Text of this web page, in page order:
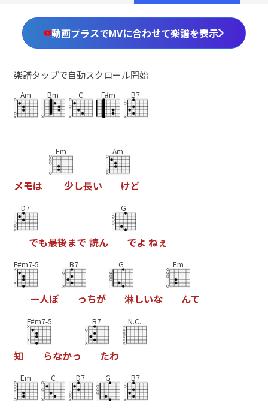
動画プラスでMVに合わせて楽譜を表示
楽譜タップで自動スクロール開始
Am Bm C F#m B7
メモは
Em
少し長い
Am
けど
D7
でも最後まで 読ん
G
でよ ねぇ
F#m7-5
一人ぼ
B7
っちが
G
淋しいな
Em
んて
知
F#m7-5
らなかっ
B7
たわ
N.C.
Em C D7 G B7